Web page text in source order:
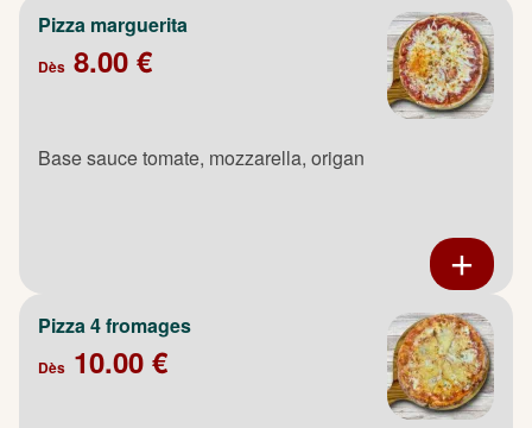
Pizza marguerita
Dès 8.00 €
Base sauce tomate, mozzarella, origan
Pizza 4 fromages
Dès 10.00 €